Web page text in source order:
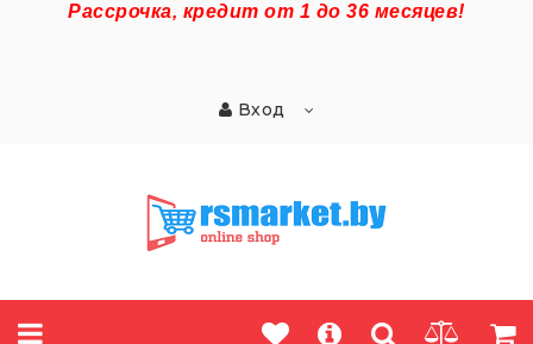
Рассрочка, кредит от 1 до 36 месяцев!
Вход